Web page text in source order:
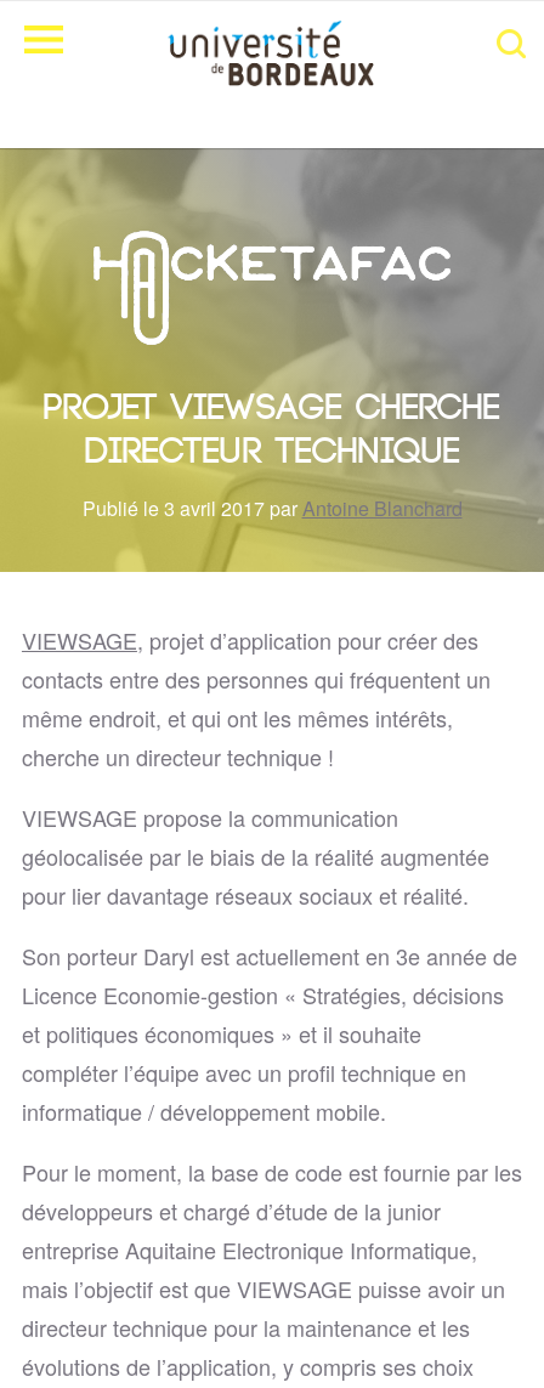
Projet ViewSage cherche
directeur technique
Publié le 3 avril 2017 parAntoine Blanchard
VIEWSAGE, projet d’application pour créer des
contacts entre des personnes qui fréquentent un
même endroit, et qui ont les mêmes intérêts,
cherche un directeur technique !
VIEWSAGE propose la communication
géolocalisée par le biais de la réalité augmentée
pour lier davantage réseaux sociaux et réalité.
Son porteur Daryl est actuellement en 3e année de
Licence Economie-gestion « Stratégies, décisions
et politiques économiques » et il souhaite
compléter l’équipe avec un profil technique en
informatique / développement mobile.
Pour le moment, la base de code est fournie par les
développeurs et chargé d’étude de la junior
entreprise Aquitaine Electronique Informatique,
mais l’objectif est que VIEWSAGE puisse avoir un
directeur technique pour la maintenance et les
évolutions de l’application, y compris ses choix